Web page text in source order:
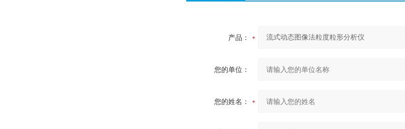
产品：
您的单位：
您的姓名：